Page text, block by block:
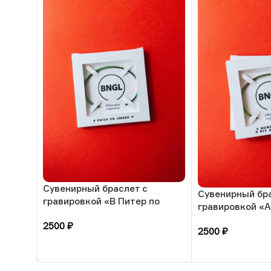
Сувенирный браслет с
гравировкой «В Питер по
сталь, РФ
2500 ₽
Сувенирный
гравировкой
радужная
2500₽